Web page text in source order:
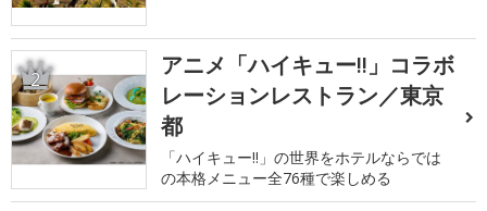
2
アニメ「ハイキュー!!」コラボ
レーションレストラン／東京
都
「ハイキュー!!」の世界をホテルならでは
の本格メニュー全76種で楽しめる